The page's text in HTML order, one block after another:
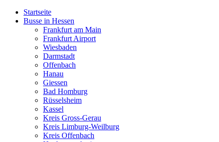
Startseite
Busse in Hessen
Frankfurt am Main
Frankfurt Airport
Wiesbaden
Darmstadt
Offenbach
Hanau
Giessen
Bad Homburg
Rüsselsheim
Kassel
Kreis Gross-Gerau
Kreis Limburg-Weilburg
Kreis Offenbach